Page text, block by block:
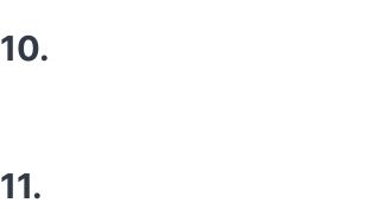
10.
11.